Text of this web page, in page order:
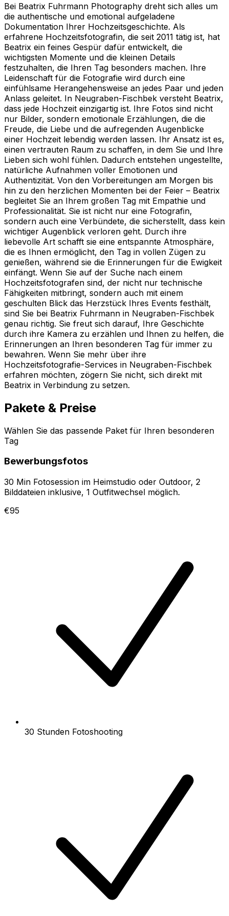
Bei Beatrix Fuhrmann Photography dreht sich alles um
die authentische und emotional aufgeladene
Dokumentation Ihrer Hochzeitsgeschichte. Als
erfahrene Hochzeitsfotografin, die seit 2011 tätig ist, hat
Beatrix ein feines Gespür dafür entwickelt, die
wichtigsten Momente und die kleinen Details
festzuhalten, die Ihren Tag besonders machen. Ihre
Leidenschaft für die Fotografie wird durch eine
einfühlsame Herangehensweise an jedes Paar und jeden
Anlass geleitet. In Neugraben-Fischbek versteht Beatrix,
dass jede Hochzeit einzigartig ist. Ihre Fotos sind nicht
nur Bilder, sondern emotionale Erzählungen, die die
Freude, die Liebe und die aufregenden Augenblicke
einer Hochzeit lebendig werden lassen. Ihr Ansatz ist es,
einen vertrauten Raum zu schaffen, in dem Sie und Ihre
Lieben sich wohl fühlen. Dadurch entstehen ungestellte,
natürliche Aufnahmen voller Emotionen und
Authentizität. Von den Vorbereitungen am Morgen bis
hin zu den herzlichen Momenten bei der Feier – Beatrix
begleitet Sie an Ihrem großen Tag mit Empathie und
Professionalität. Sie ist nicht nur eine Fotografin,
sondern auch eine Verbündete, die sicherstellt, dass kein
wichtiger Augenblick verloren geht. Durch ihre
liebevolle Art schafft sie eine entspannte Atmosphäre,
die es Ihnen ermöglicht, den Tag in vollen Zügen zu
genießen, während sie die Erinnerungen für die Ewigkeit
einfängt. Wenn Sie auf der Suche nach einem
Hochzeitsfotografen sind, der nicht nur technische
Fähigkeiten mitbringt, sondern auch mit einem
geschulten Blick das Herzstück Ihres Events festhält,
sind Sie bei Beatrix Fuhrmann in Neugraben-Fischbek
genau richtig. Sie freut sich darauf, Ihre Geschichte
durch ihre Kamera zu erzählen und Ihnen zu helfen, die
Erinnerungen an Ihren besonderen Tag für immer zu
bewahren. Wenn Sie mehr über ihre
Hochzeitsfotografie-Services in Neugraben-Fischbek
erfahren möchten, zögern Sie nicht, sich direkt mit
Beatrix in Verbindung zu setzen.
Pakete & Preise
Wählen Sie das passende Paket für Ihren besonderen
Tag
Bewerbungsfotos
30 Min Fotosession im Heimstudio oder Outdoor, 2
Bilddateien inklusive, 1 Outfitwechsel möglich.
€95
30 Stunden Fotoshooting